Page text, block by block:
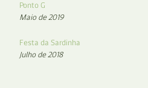
Ponto G
Maio de 2019
Festa da Sardinha
Julho de 2018